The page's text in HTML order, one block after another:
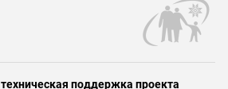
поддержка проекта